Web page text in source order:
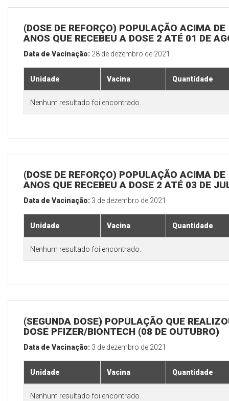
(DOSE DE REFORÇO) POPULAÇÃO ACIMA DE
ANOS QUE RECEBEU A DOSE 2 ATÉ 01 DE
Data de Vacinação: 28 de dezembro de 2021
Unidade Vacina Quantidade
Nenhum resultado foi encontrado.
(DOSE DE REFORÇO) POPULAÇÃO ACIMA DE
ANOS QUE RECEBEU A DOSE 2 ATÉ 03 DE
Data de Vacinação: 3 de dezembro de 2021
Unidade Vacina Quantidade
Nenhum resultado foi encontrado.
(SEGUNDA DOSE) POPULAÇÃO QUE
DOSE PFIZER/BIONTECH (08 DE OUTUBRO)
Data de Vacinação: 3 de dezembro de 2021
Unidade Vacina Quantidade
Nenhum resultado foi encontrado.